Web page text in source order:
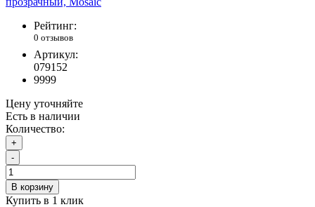
Рейтинг:
0 отзывов
Артикул:
079152
9999
Цену уточняйте
Есть в наличии
Количество:
+
-
В корзину
Купить в 1 клик